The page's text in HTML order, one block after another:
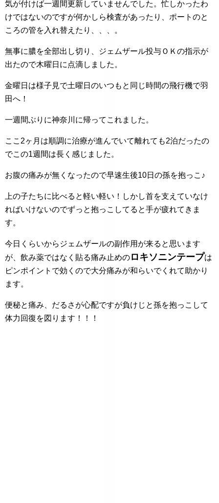
気が付けば一週間更新していませんでした。忙しかったわ
けではないのですが何かしら検査があったり、ポートのと
ころの管を入れ替えたり、、、。
無事に膿を全部出し切り、ジェムザール投与ＯＫの指示が
出たので木曜日に点滴しました。
金曜日は様子見で土曜日のいつもと同じ時間の飛行機で羽
田へ！
一週間ぶりに神奈川に帰ってこれました。
ここ2ヶ月は順調に治療が進んでいて離れても2泊だったの
でこの1週間は長く感じました。
お腹の痛みが無くなったので早速生後10日の孫を抱っこ♪
上の子たちに比べると軽い軽い！しかし首を支えていなけ
ればいけないのでずっと抱っこしてると手が疲れてきま
す。
今日くらいからジェムザールの副作用が来ると思います
が、飲み薬ではなく貼る痛み止めのロキソニンテープは
ピンポイントで効くので大分痛みが和らいでくれて助かり
ます。
便秘と痛み、だるさが心配ですが負けじと孫を抱っこして
体力回復を図ります！！！